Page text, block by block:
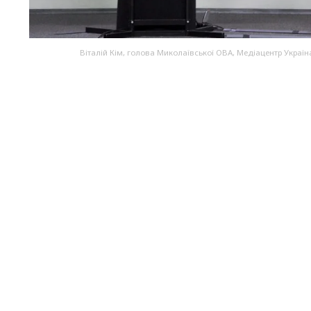
Віталій Кім, голова Миколаївської ОВА, Медіацентр